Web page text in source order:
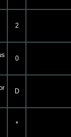
2
0
D
*